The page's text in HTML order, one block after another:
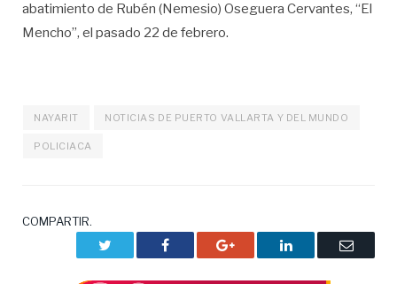
abatimiento de Rubén (Nemesio) Oseguera Cervantes, “El
Mencho”, el pasado 22 de febrero.
NAYARIT NOTICIAS DE PUERTO VALLARTA Y DEL MUNDO
POLICIACA
COMPARTIR.
Facebook Google+ LinkedIn
Correo